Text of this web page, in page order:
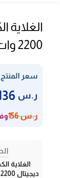
2200 وات – أسود 800102024
سعر المنتج
ر.س
ر.س156 وفر
الغلاية